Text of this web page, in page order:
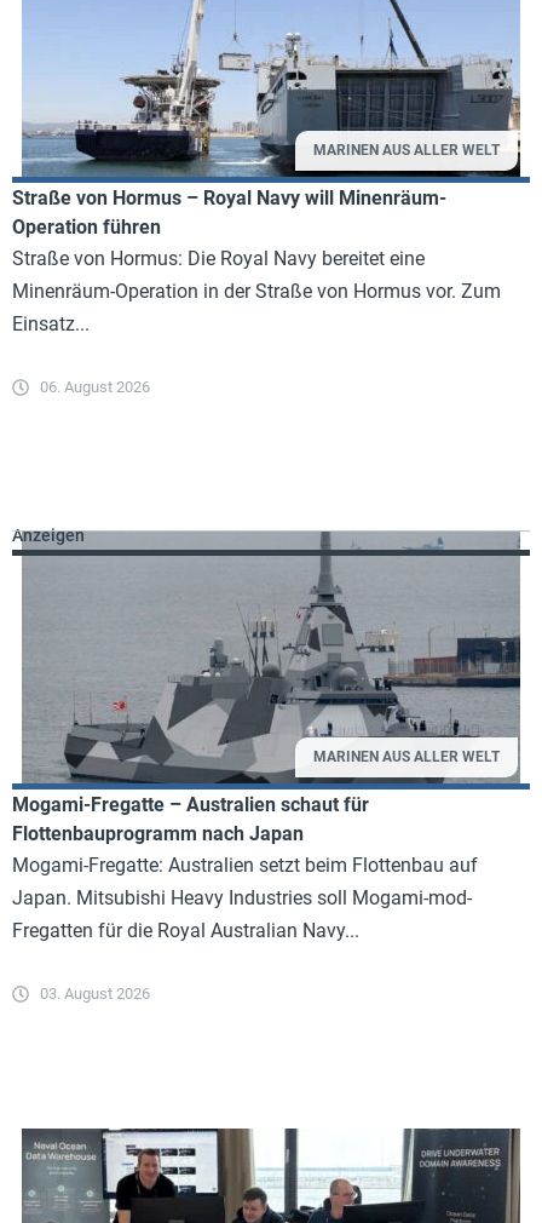
MARINEN AUS ALLER WELT
Straße von Hormus – Royal Navy will Minenräum-
Operation führen
Straße von Hormus: Die Royal Navy bereitet eine
Minenräum-Operation in der Straße von Hormus vor. Zum
Einsatz...
06. August 2026
MARINEN AUS ALLER WELT
Mogami-Fregatte – Australien schaut für
Flottenbauprogramm nach Japan
Mogami-Fregatte: Australien setzt beim Flottenbau auf
Japan. Mitsubishi Heavy Industries soll Mogami-mod-
Fregatten für die Royal Australian Navy...
03. August 2026
Anzeigen